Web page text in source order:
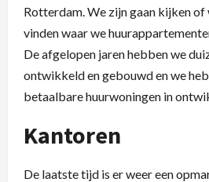
Rotterdam. We zijn gaan kijken
vinden waar we
De afgelopen jaren hebben we
ontwikkeld en gebouwd en we
betaalbare huurwoningen in
Kantoren
De laatste tijd is er weer een